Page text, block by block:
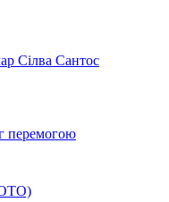
Сілва Сантос
перемогою